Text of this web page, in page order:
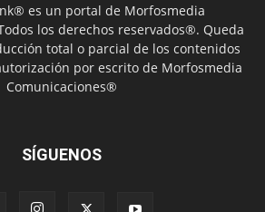
es un portal de Morfosmedia
los derechos reservados®. Queda
total o parcial de los contenidos
por escrito de Morfosmedia
Comunicaciones®
SÍGUENOS